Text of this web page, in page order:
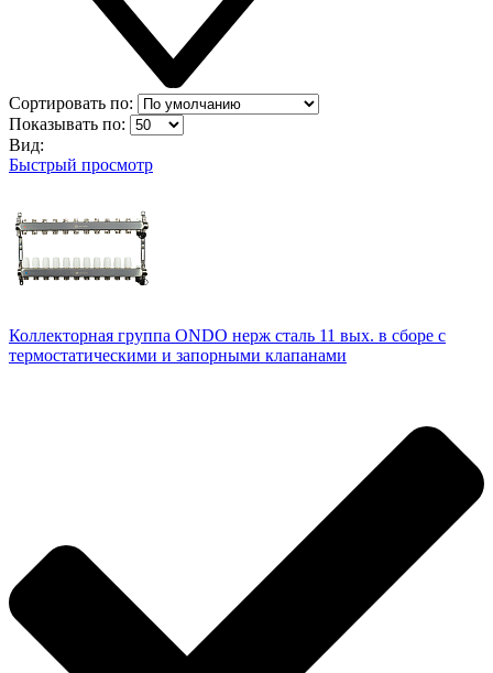
Сортировать по:
Показывать по:
Вид:
Быстрый просмотр
Коллекторная группа ONDO нерж сталь 11 вых. в сборе с
термостатическими и запорными клапанами